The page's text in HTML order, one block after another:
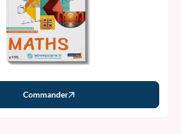
Commander